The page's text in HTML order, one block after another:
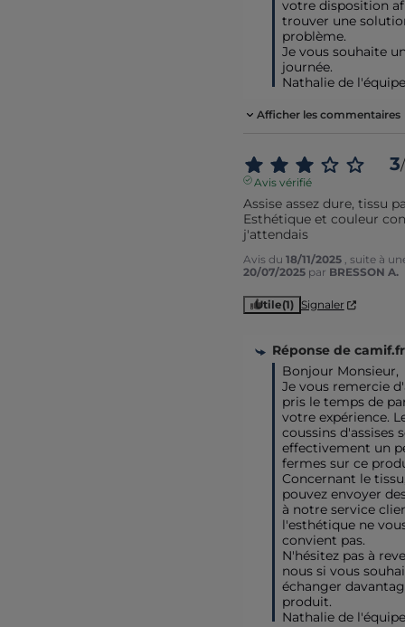
votre disposition
trouver une
problème.
Je vous souhaite
journée.
Nathalie de
Afficher les commentaires
3/
Avis vérifié
Assise assez dure, tissu
Esthétique et couleur
j'attendais
Avis du 18/11/2025 , suite à
20/07/2025 par BRESSON A.
Utile(1) Signaler
Réponse de camif.fr
Bonjour Monsieur,
Je vous remercie
pris le temps de
votre expérience.
coussins d'assises
effectivement un
fermes sur ce
Concernant le
pouvez envoyer
à notre service
l'esthétique ne
convient pas.
N'hésitez pas à
nous si vous
échanger
produit.
Nathalie de